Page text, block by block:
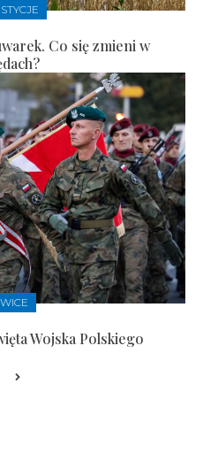
Co się zmieni w
Wojska Polskiego